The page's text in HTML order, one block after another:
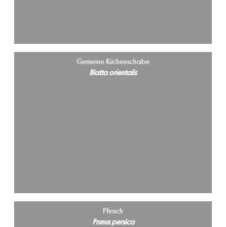
Gemeine Küchenschabe
Blatta orientalis
Pfirsich
Prunus persica